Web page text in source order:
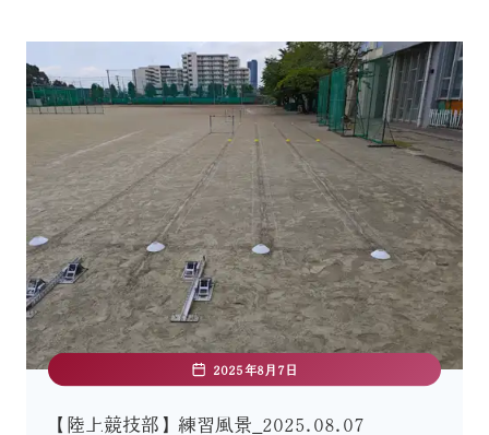
2025年8月7日
【陸上競技部】練習風景_2025.08.07